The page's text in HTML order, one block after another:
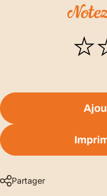
Partager